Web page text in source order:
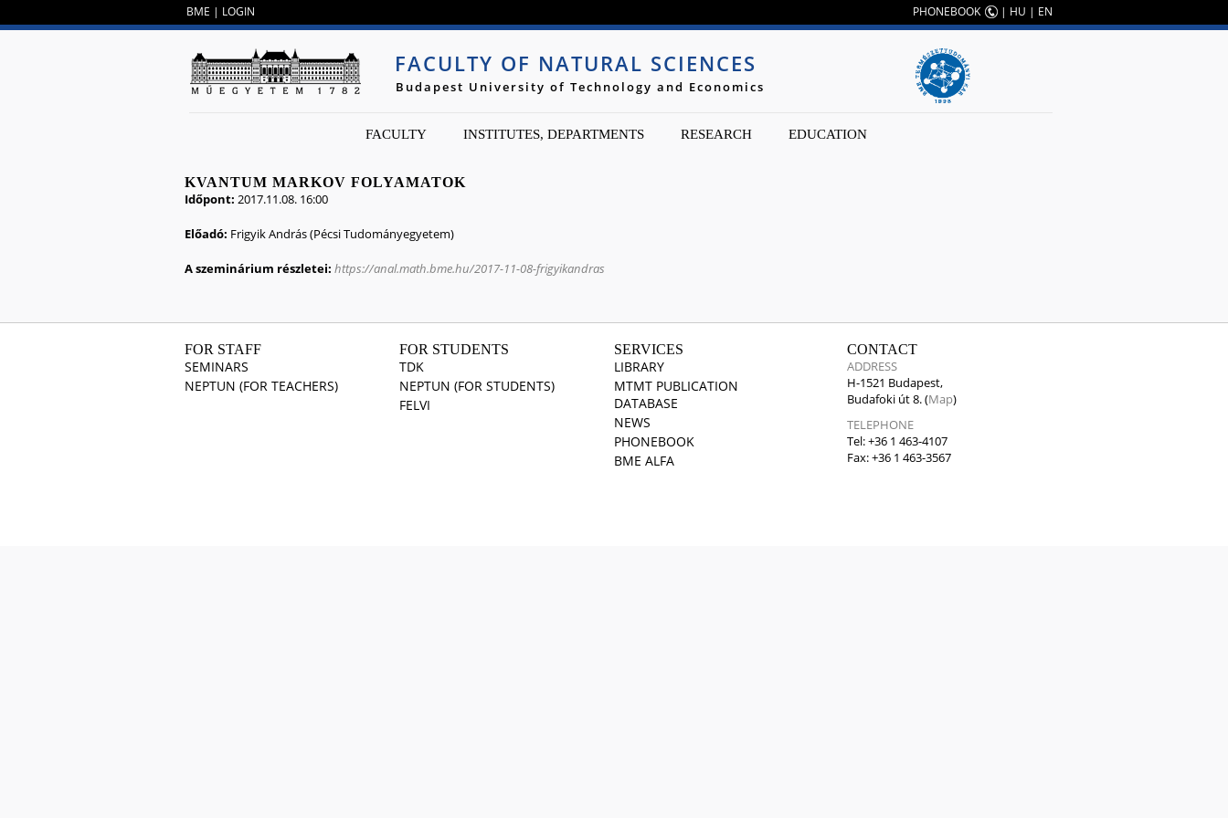
BME | LOGIN PHONEBOOK | HU | EN
FACULTY OF NATURAL SCIENCES
Budapest University of Technology and Economics
FACULTY INSTITUTES, DEPARTMENTS RESEARCH EDUCATION
KVANTUM MARKOV FOLYAMATOK
Időpont: 2017.11.08. 16:00
Előadó: Frigyik András (Pécsi Tudományegyetem)
A szeminárium részletei: https://anal.math.bme.hu/2017-11-08-frigyikandras
FOR STAFF
SEMINARS
NEPTUN (FOR TEACHERS)
FOR STUDENTS
TDK
NEPTUN (FOR STUDENTS)
FELVI
SERVICES
LIBRARY
MTMT PUBLICATION
DATABASE
NEWS
PHONEBOOK
BME ALFA
CONTACT
ADDRESS
H-1521 Budapest,
Budafoki út 8. (Map)
TELEPHONE
Tel: +36 1 463-4107
Fax: +36 1 463-3567